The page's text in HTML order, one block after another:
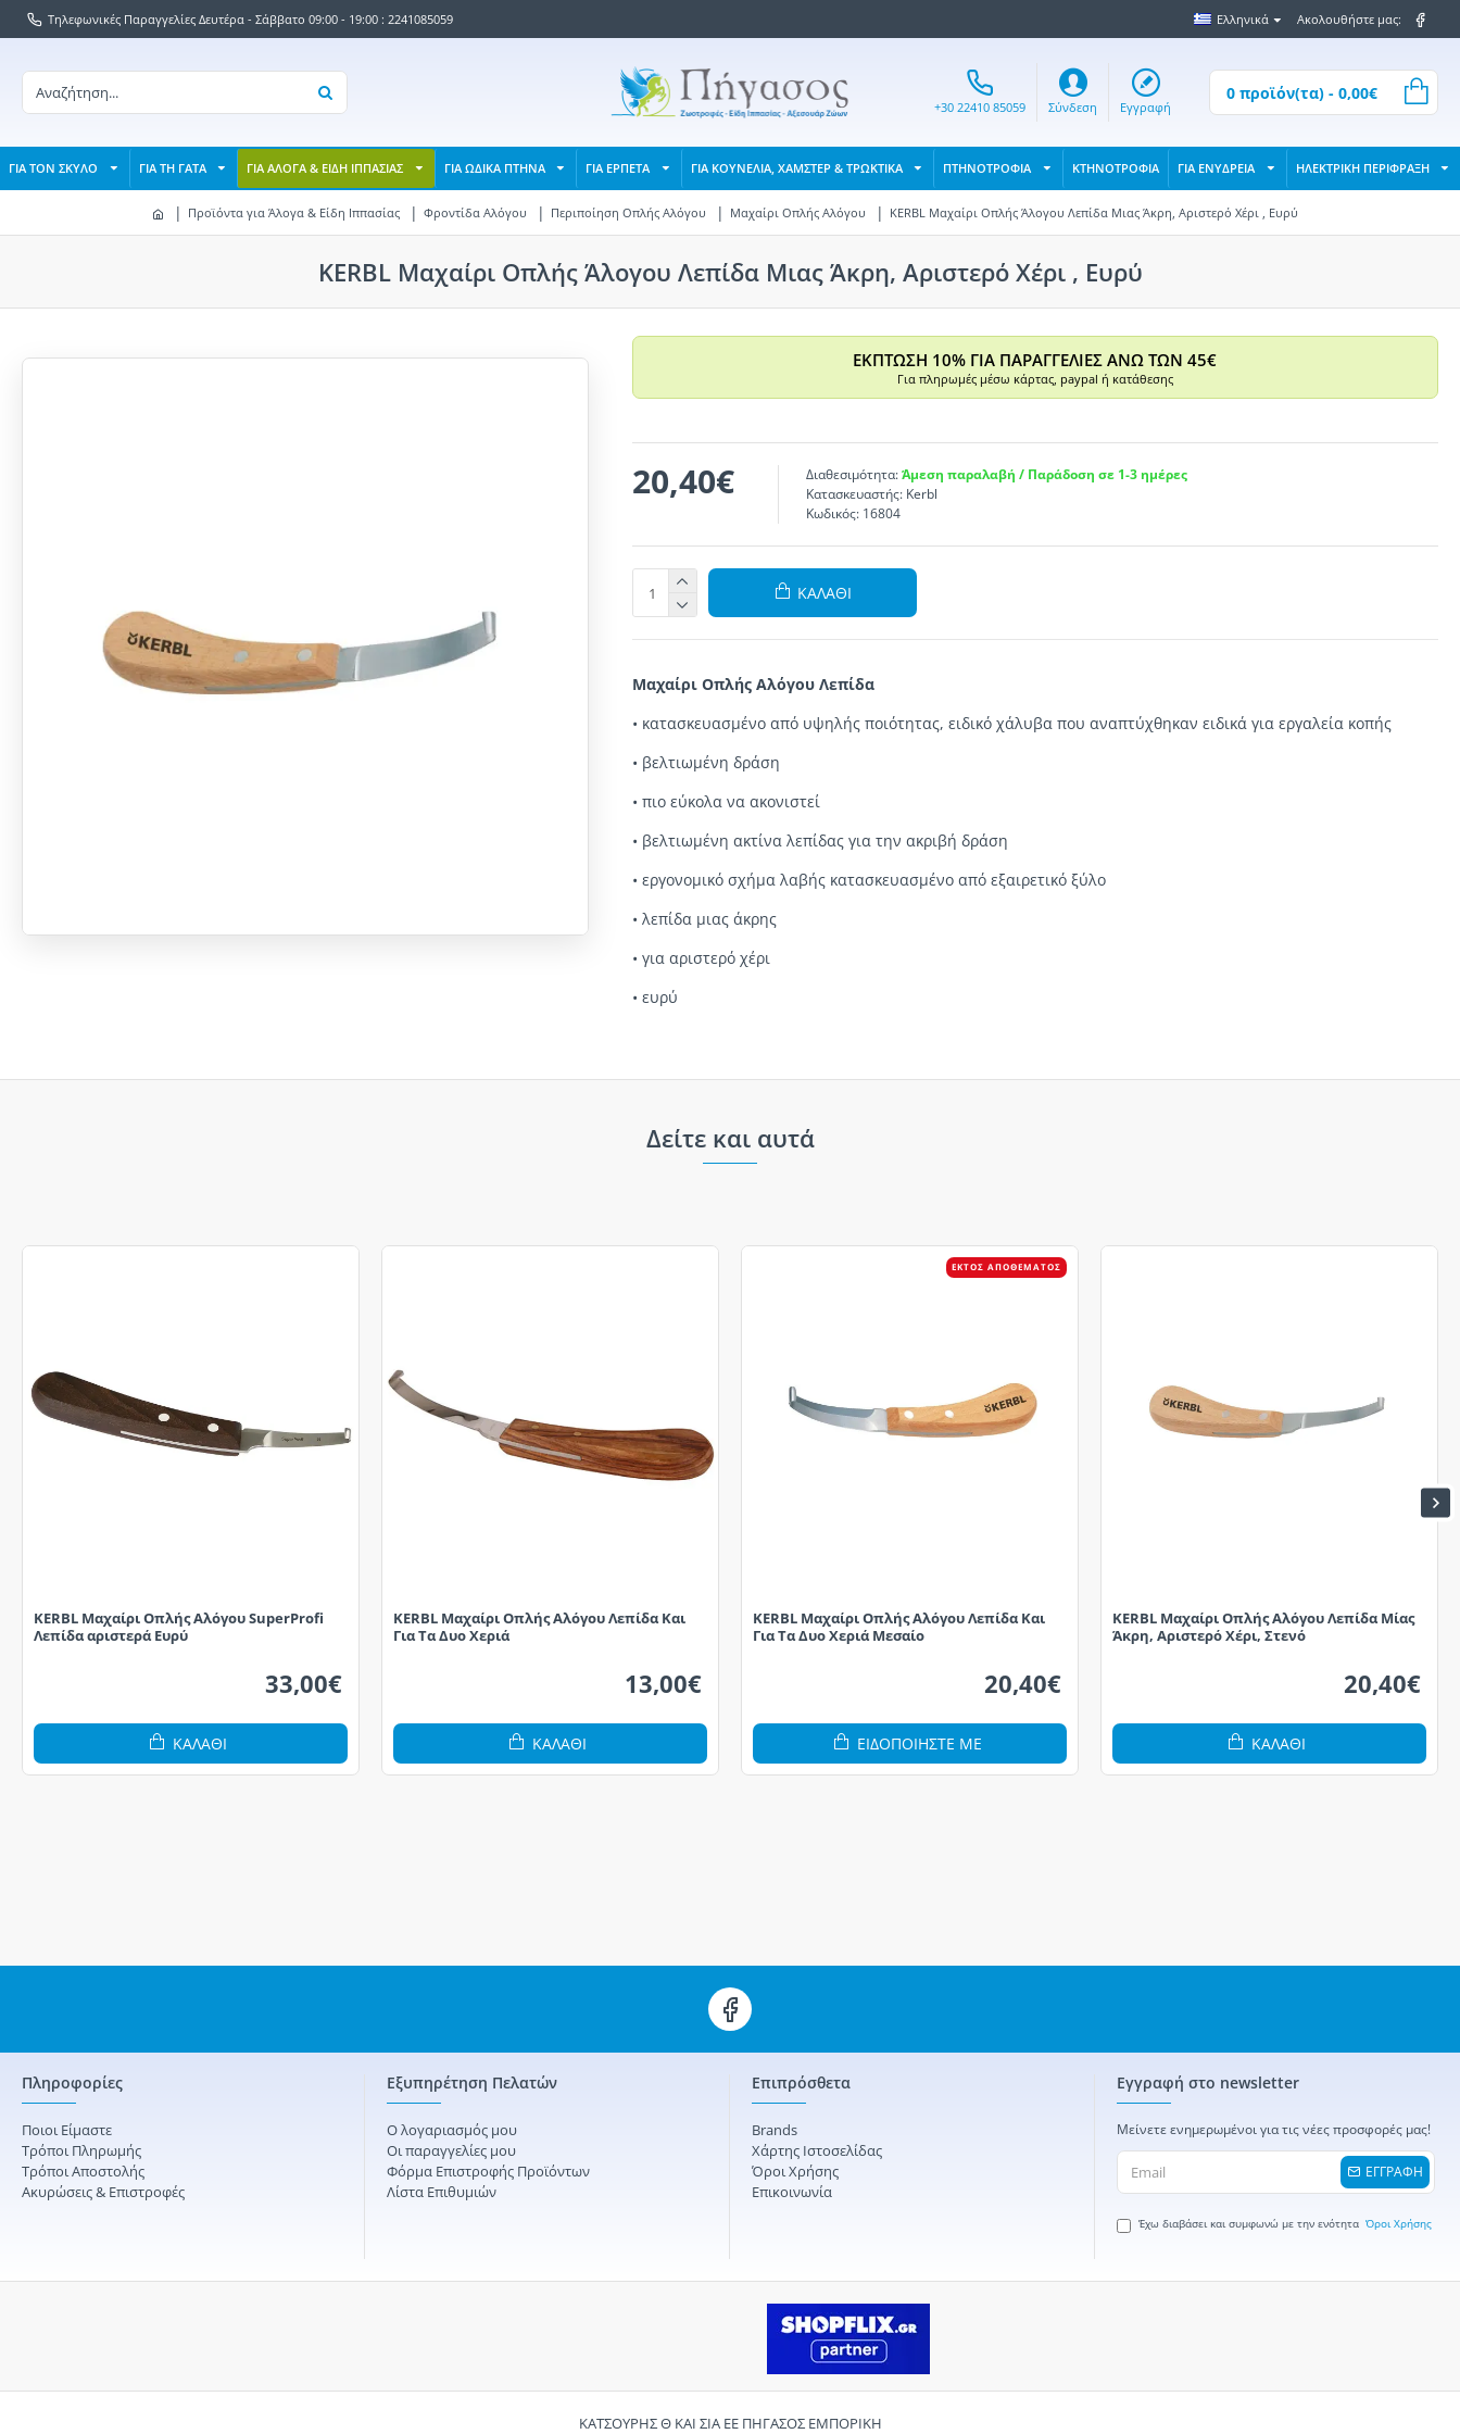
Τηλεφωνικές Παραγγελίες Δευτέρα - Σάββατο 09:00 - 19:00 : 2241085059 Ελληνικά Ακολουθήστε μας:
+30 22410 85059 Σύνδεση Εγγραφή
0 προϊόν(τα) - 0,00€
ΓΙΑ ΤΟΝ ΣΚΥΛΟ ΓΙΑ ΤΗ ΓΑΤΑ ΓΙΑ ΑΛΟΓΑ & ΕΙΔΗ ΙΠΠΑΣΙΑΣ ΓΙΑ ΩΔΙΚΑ ΠΤΗΝΑ ΓΙΑ ΕΡΠΕΤΑ ΓΙΑ ΚΟΥΝΕΛΙΑ, ΧΑΜΣΤΕΡ & ΤΡΩΚΤΙΚΑ ΠΤΗΝΟΤΡΟΦΙΑ ΚΤΗΝΟΤΡΟΦΙΑ ΓΙΑ ΕΝΥΔΡΕΙΑ ΗΛΕΚΤΡΙΚΗ ΠΕΡΙΦΡΑΞΗ
Προϊόντα για Άλογα & Είδη Ιππασίας Φροντίδα Αλόγου Περιποίηση Οπλής Αλόγου Μαχαίρι Οπλής Αλόγου KERBL Μαχαίρι Οπλής Άλογου Λεπίδα Μιας Άκρη, Αριστερό Χέρι , Ευρύ
KERBL Μαχαίρι Οπλής Άλογου Λεπίδα Μιας Άκρη, Αριστερό Χέρι , Ευρύ
ΕΚΠΤΩΣΗ 10% ΓΙΑ ΠΑΡΑΓΓΕΛΙΕΣ ΑΝΩ ΤΩΝ 45€
Για πληρωμές μέσω κάρτας, paypal ή κατάθεσης
20,40€ Διαθεσιμότητα: Άμεση παραλαβή / Παράδοση σε 1-3 ημέρες
Κατασκευαστής: Kerbl
Κωδικός: 16804
ΚΑΛΆΘΙ
Μαχαίρι Οπλής Αλόγου Λεπίδα
• κατασκευασμένο από υψηλής ποιότητας, ειδικό χάλυβα που αναπτύχθηκαν ειδικά για εργαλεία κοπής
• βελτιωμένη δράση
• πιο εύκολα να ακονιστεί
• βελτιωμένη ακτίνα λεπίδας για την ακριβή δράση
• εργονομικό σχήμα λαβής κατασκευασμένο από εξαιρετικό ξύλο
• λεπίδα μιας άκρης
• για αριστερό χέρι
• ευρύ
Δείτε και αυτά
KERBL Μαχαίρι Οπλής Αλόγου SuperProfi
Λεπίδα αριστερά Ευρύ
33,00€
ΚΑΛΆΘΙ
KERBL Μαχαίρι Οπλής Αλόγου Λεπίδα Και
Για Τα Δυο Χεριά
13,00€
ΚΑΛΆΘΙ
ΕΚΤΌΣ ΑΠΟΘΈΜΑΤΟΣ
KERBL Μαχαίρι Οπλής Αλόγου Λεπίδα Και
Για Τα Δυο Χεριά Μεσαίο
20,40€
ΕΙΔΟΠΟΙΗΣΤΕ ΜΕ
KERBL Μαχαίρι Οπλής Αλόγου Λεπίδα Μίας
Άκρη, Αριστερό Χέρι, Στενό
20,40€
ΚΑΛΆΘΙ
Πληροφορίες
Ποιοι Είμαστε
Τρόποι Πληρωμής
Τρόποι Αποστολής
Ακυρώσεις & Επιστροφές
Εξυπηρέτηση Πελατών
Ο λογαριασμός μου
Οι παραγγελίες μου
Φόρμα Επιστροφής Προϊόντων
Λίστα Επιθυμιών
Επιπρόσθετα
Brands
Χάρτης Ιστοσελίδας
Όροι Χρήσης
Επικοινωνία
Εγγραφή στο newsletter
Μείνετε ενημερωμένοι για τις νέες προσφορές μας!
ΕΓΓΡΑΦΗ
Έχω διαβάσει και συμφωνώ με την ενότητα Όροι Χρήσης
ΚΑΤΣΟΥΡΗΣ Θ ΚΑΙ ΣΙΑ ΕΕ ΠΗΓΑΣΟΣ ΕΜΠΟΡΙΚΗ